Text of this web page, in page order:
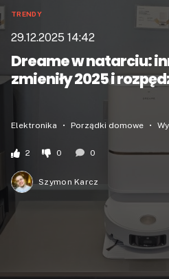
TRENDY
29.12.2025 14:42
Dreame w natarciu:
zmieniły 2025 i
Elektronika Porządki domowe
2 0 0
Szymon Karcz